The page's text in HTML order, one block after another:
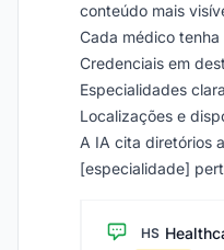
conteúdo mais
Cada médico
Credenciais em
Especialidades
Localizações e
A IA cita diretórios
[especialidade]
HS